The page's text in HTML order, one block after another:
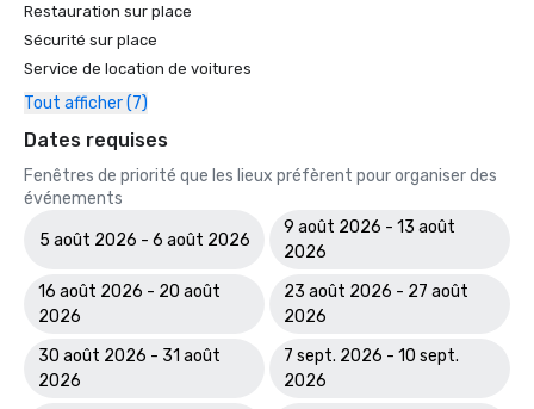
Restauration sur place
Sécurité sur place
Service de location de voitures
Tout afficher (7)
Dates requises
Fenêtres de priorité que les lieux préfèrent pour organiser des
événements
5 août 2026 - 6 août 2026
9 août 2026 - 13 août
2026
16 août 2026 - 20 août
2026
23 août 2026 - 27 août
2026
30 août 2026 - 31 août
2026
7 sept. 2026 - 10 sept.
2026